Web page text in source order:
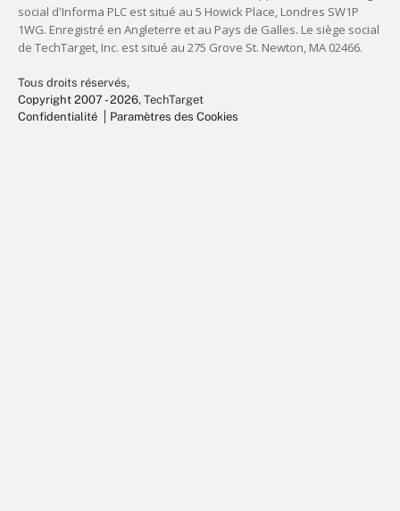
Tous droits réservés,
Copyright 2007 - 2026, TechTarget
Confidentialité
Paramètres des Cookies